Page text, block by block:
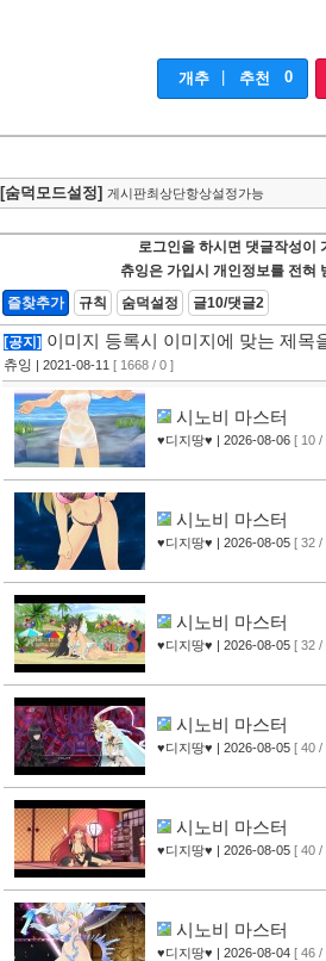
개추 | 추천 0
[숨덕모드설정] 게시판최상단항상설정가능
로그인을 하시면 댓글작성이
츄잉은 가입시 개인정보를 전혀
즐찾추가
규칙 숨덕설정 글10/댓글2
[공지] 이미지 등록시 이미지에 맞는 제목
츄잉 | 2021-08-11 [ 1668 / 0 ]
시노비 마스터
♥디지땅♥ | 2026-08-06 [ 10 /
시노비 마스터
♥디지땅♥ | 2026-08-05 [ 32 /
시노비 마스터
♥디지땅♥ | 2026-08-05 [ 32 /
시노비 마스터
♥디지땅♥ | 2026-08-05 [ 40 /
시노비 마스터
♥디지땅♥ | 2026-08-05 [ 40 /
시노비 마스터
♥디지땅♥ | 2026-08-04 [ 46 /